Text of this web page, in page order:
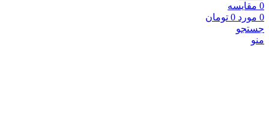
0 مقايسه
0 مورد 0 تومان
جستجو
منو